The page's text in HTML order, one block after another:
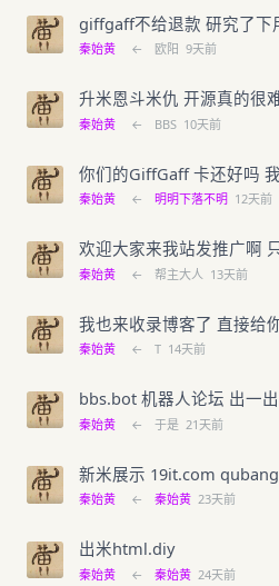
giffgaff不给退款 研究了下
秦始黄 ← 欧阳 9天前
升米恩斗米仇 开源真的很
秦始黄 ← BBS 10天前
你们的GiffGaff 卡还好吗
秦始黄 ← 明明下落不明 12天前
欢迎大家来我站发推广啊
秦始黄 ← 帮主大人 13天前
我也来收录博客了 直接给
秦始黄 ← T 14天前
bbs.bot 机器人论坛 出一出
秦始黄 ← 于是 21天前
新米展示 19it.com
秦始黄 ← 秦始黄 23天前
出米html.diy
秦始黄 ← 秦始黄 24天前